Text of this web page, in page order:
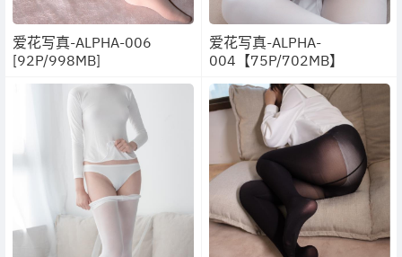
爱花写真-ALPHA-006
[92P/998MB]
爱花写真-ALPHA-
004【75P/702MB】